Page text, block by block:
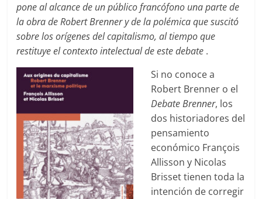
pone al alcance de un público francófono una parte de
la obra de Robert Brenner y de la polémica que suscitó
sobre los orígenes del capitalismo, al tiempo que
restituye el contexto intelectual de este debate .
Si no conoce a
Robert Brenner o el
Debate Brenner, los
dos historiadores del
pensamiento
económico François
Allisson y Nicolas
Brisset tienen toda la
intención de corregir